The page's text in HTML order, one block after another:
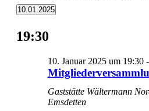
10.01.2025
wählen.
19:30
10. Januar 2025 um 19:30-
Gaststätte Wältermann
Emsdetten